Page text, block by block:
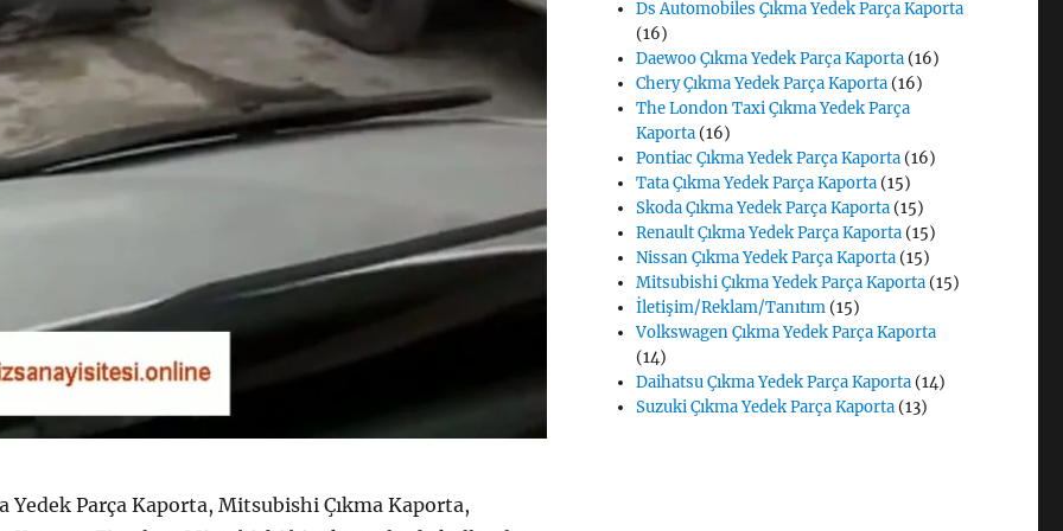
Yedek Parça Kaporta, Mitsubishi Çıkma Kaporta,
Ds Automobiles Çıkma Yedek Parça Kaporta
(16)
Daewoo Çıkma Yedek Parça Kaporta (16)
Chery Çıkma Yedek Parça Kaporta (16)
The London Taxi Çıkma Yedek Parça
Kaporta (16)
Pontiac Çıkma Yedek Parça Kaporta (16)
Tata Çıkma Yedek Parça Kaporta (15)
Skoda Çıkma Yedek Parça Kaporta (15)
Renault Çıkma Yedek Parça Kaporta (15)
Nissan Çıkma Yedek Parça Kaporta (15)
Mitsubishi Çıkma Yedek Parça Kaporta (15)
İletişim/Reklam/Tanıtım (15)
Volkswagen Çıkma Yedek Parça Kaporta
(14)
Daihatsu Çıkma Yedek Parça Kaporta (14)
Suzuki Çıkma Yedek Parça Kaporta (13)